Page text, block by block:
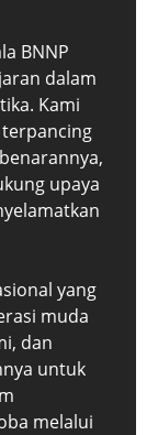
BNNP
dalam
Kami
upaya
yang
muda
dan
untuk
melalui